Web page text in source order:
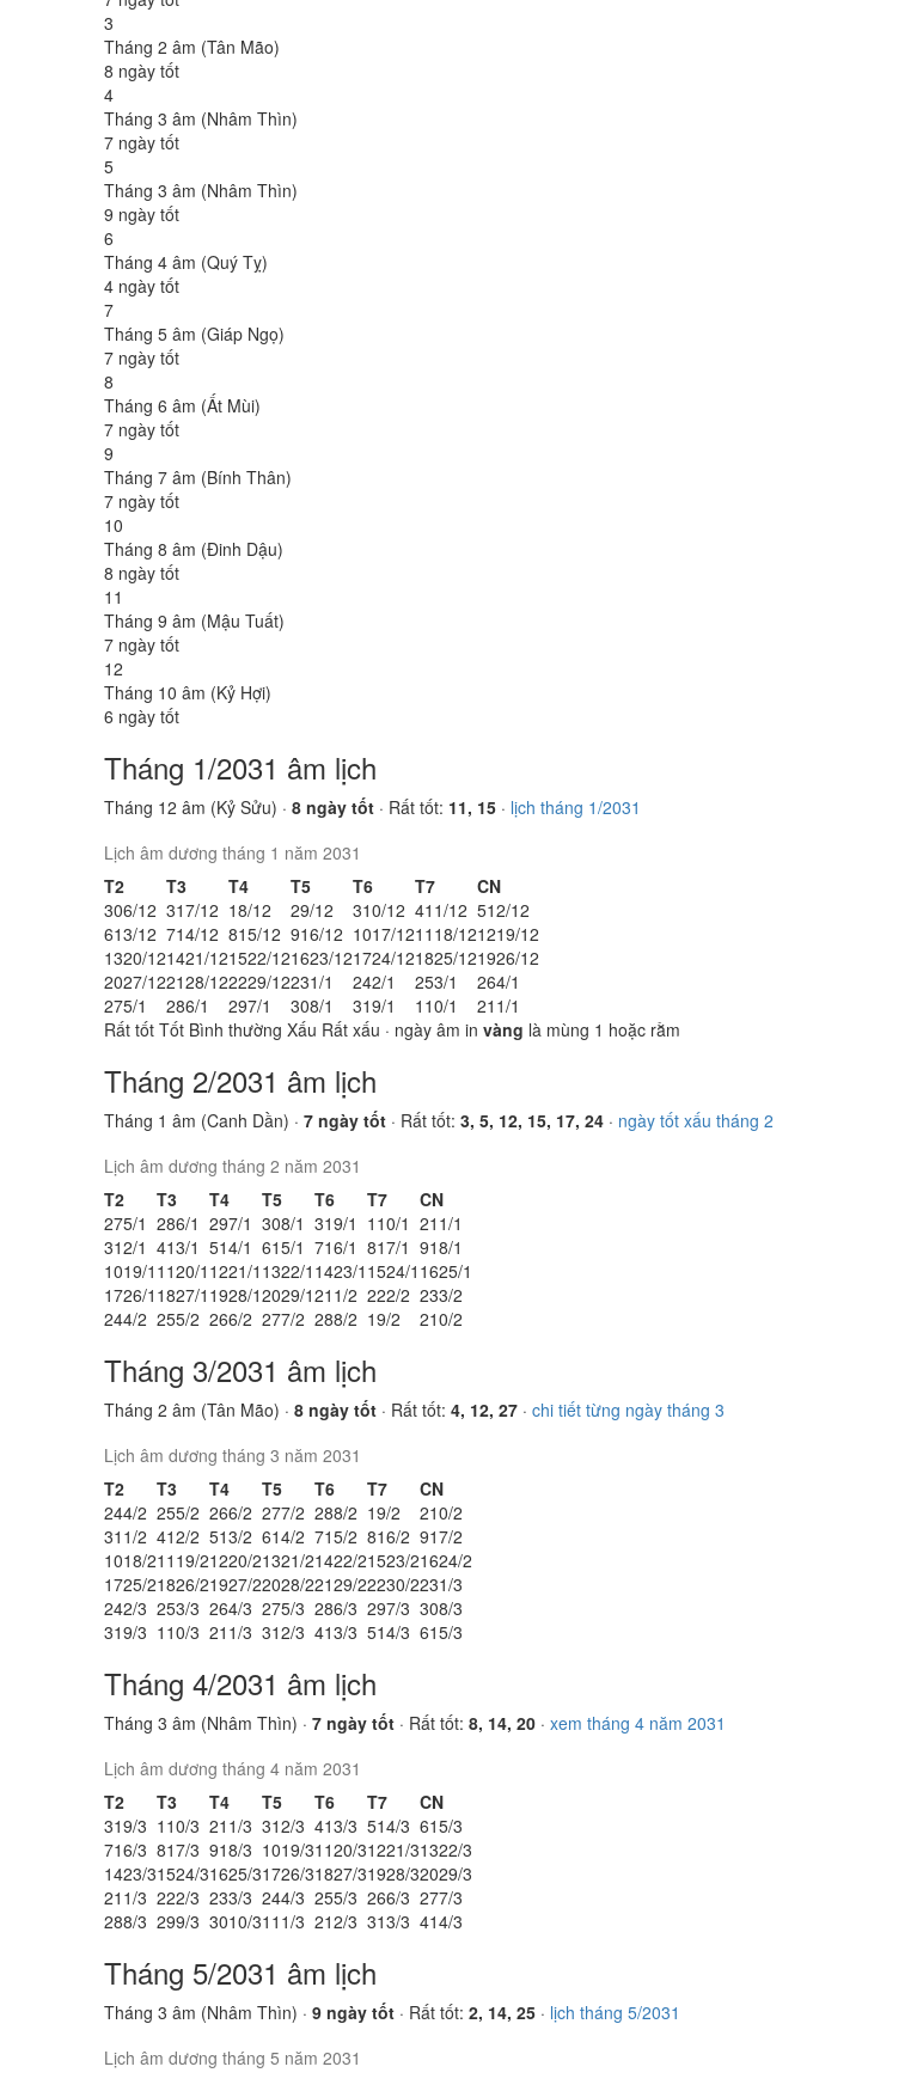
3
Tháng 2 âm (Tân Mão)
8 ngày tốt
4
Tháng 3 âm (Nhâm Thìn)
7 ngày tốt
5
Tháng 3 âm (Nhâm Thìn)
9 ngày tốt
6
Tháng 4 âm (Quý Tỵ)
4 ngày tốt
7
Tháng 5 âm (Giáp Ngọ)
7 ngày tốt
8
Tháng 6 âm (Ất Mùi)
7 ngày tốt
9
Tháng 7 âm (Bính Thân)
7 ngày tốt
10
Tháng 8 âm (Đinh Dậu)
8 ngày tốt
11
Tháng 9 âm (Mậu Tuất)
7 ngày tốt
12
Tháng 10 âm (Kỷ Hợi)
6 ngày tốt
Tháng 1/2031 âm lịch
Tháng 12 âm (Kỷ Sửu) · 8 ngày tốt · Rất tốt: 11, 15 · lịch tháng 1/2031
Lịch âm dương tháng 1 năm 2031
T2
T3 T4 T5 T6 T7
CN
306/12 317/12 18/12 29/12 310/12 411/12 512/12
613/12 714/12 815/12 916/12 1017/1211 18/121219/12
1320/121421/121522/121623/121724/121825/121926/12
2027/122128/122229/12231/1 242/1 253/1 264/1
275/1 286/1 297/1 308/1 319/1 1 10/1 211/1
Rất tốt Tốt Bình thường Xấu Rất xấu · ngày âm in vàng là mùng 1 hoặc rằm
Tháng 2/2031 âm lịch
Tháng 1 âm (Canh Dần) · 7 ngày tốt · Rất tốt: 3, 5, 12, 15, 17, 24 · ngày tốt xấu tháng 2
Lịch âm dương tháng 2 năm 2031
T2
T3 T4 T5 T6 T7
CN
275/1 286/1 297/1 308/1 319/1 1 10/1 211/1
312/1 413/1 514/1 615/1 716/1 817/1 918/1
1019/1 1120/1 1221/1 1322/1 1423/1 1524/1 1625/1
1726/1 1827/1 1928/12029/121 1/2 222/2 233/2
244/2 255/2 266/2 277/2 288/2 19/2 210/2
Tháng 3/2031 âm lịch
Tháng 2 âm (Tân Mão) · 8 ngày tốt · Rất tốt: 4, 12, 27 · chi tiết từng ngày tháng 3
Lịch âm dương tháng 3 năm 2031
T2
T3 T4 T5 T6 T7
CN
244/2 255/2 266/2 277/2 288/2 19/2 210/2
311/2 412/2 513/2 614/2 715/2 816/2 917/2
1018/211 19/21220/21321/21422/21523/21624/2
1725/21826/21927/22028/22129/22230/2231/3
242/3 253/3 264/3 275/3 286/3 297/3 308/3
319/3 1 10/3 211/3 312/3 413/3 514/3 615/3
Tháng 4/2031 âm lịch
Tháng 3 âm (Nhâm Thìn) · 7 ngày tốt · Rất tốt: 8, 14, 20 · xem tháng 4 năm 2031
Lịch âm dương tháng 4 năm 2031
T2
T3 T4 T5 T6 T7
CN
319/3 1 10/3 211/3 312/3 413/3 514/3 615/3
716/3 817/3 918/3 1019/31120/31221/31322/3
1423/31524/31625/31726/31827/31928/32029/3
21 1/3 222/3 233/3 244/3 255/3 266/3 277/3
288/3 299/3 3010/31 11/3 212/3 313/3 414/3
Tháng 5/2031 âm lịch
Tháng 3 âm (Nhâm Thìn) · 9 ngày tốt · Rất tốt: 2, 14, 25 · lịch tháng 5/2031
Lịch âm dương tháng 5 năm 2031